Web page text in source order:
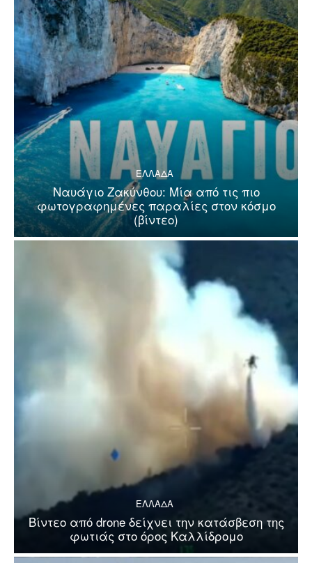
ΕΛΛΑΔΑ
Ναυάγιο Ζακύνθου: Μία από τις πιο
φωτογραφημένες παραλίες στον κόσμο
(βίντεο)
ΕΛΛΑΔΑ
Βίντεο από drone δείχνει την κατάσβεση της
φωτιάς στο όρος Καλλίδρομο